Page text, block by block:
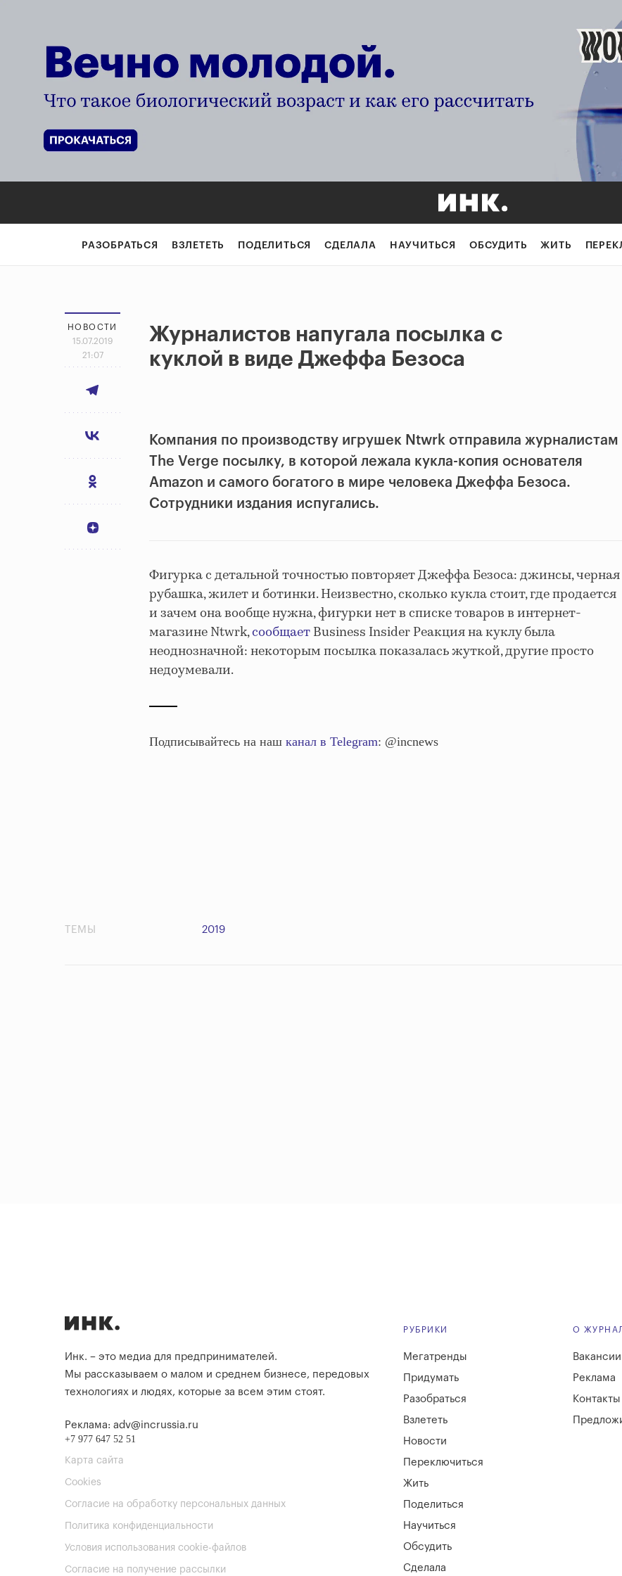
РАЗОБРАТЬСЯ ВЗЛЕТЕТЬ ПОДЕЛИТЬСЯ СДЕЛАЛА НАУЧИТЬСЯ ОБСУДИТЬ ЖИТЬ
НОВОСТИ
15.07.2019
21:07
Журналистов напугала посылка с
куклой в виде Джеффа Безоса
Компания по производству игрушек Ntwrk отправила журналистам
The Verge посылку, в которой лежала кукла-копия основателя
Amazon и самого богатого в мире человека Джеффа Безоса.
Сотрудники издания испугались.
Фигурка с детальной точностью повторяет Джеффа Безоса: джинсы, черная
рубашка, жилет и ботинки. Неизвестно, сколько кукла стоит, где продается
и зачем она вообще нужна, фигурки нет в списке товаров в интернет-
магазине Ntwrk,сообщаетBusiness Insider Реакция на куклу была
неоднозначной: некоторым посылка показалась жуткой, другие просто
недоумевали.
Подписывайтесь на наш канал в Telegram: @incnews
ТЕМЫ 2019
Инк. – это медиа для предпринимателей.
Мы рассказываем о малом и среднем бизнесе, передовых
технологиях и людях, которые за всем этим стоят.
Реклама: adv@incrussia.ru
+7 977 647 52 51
Карта сайта
Cookies
Согласие на обработку персональных данных
Политика конфиденциальности
Условия использования cookie-файлов
Согласие на получение рассылки
РУБРИКИ
Мегатренды
Придумать
Разобраться
Взлететь
Новости
Переключиться
Жить
Поделиться
Научиться
Обсудить
Сделала
О
Вакансии
Реклама
Контакты